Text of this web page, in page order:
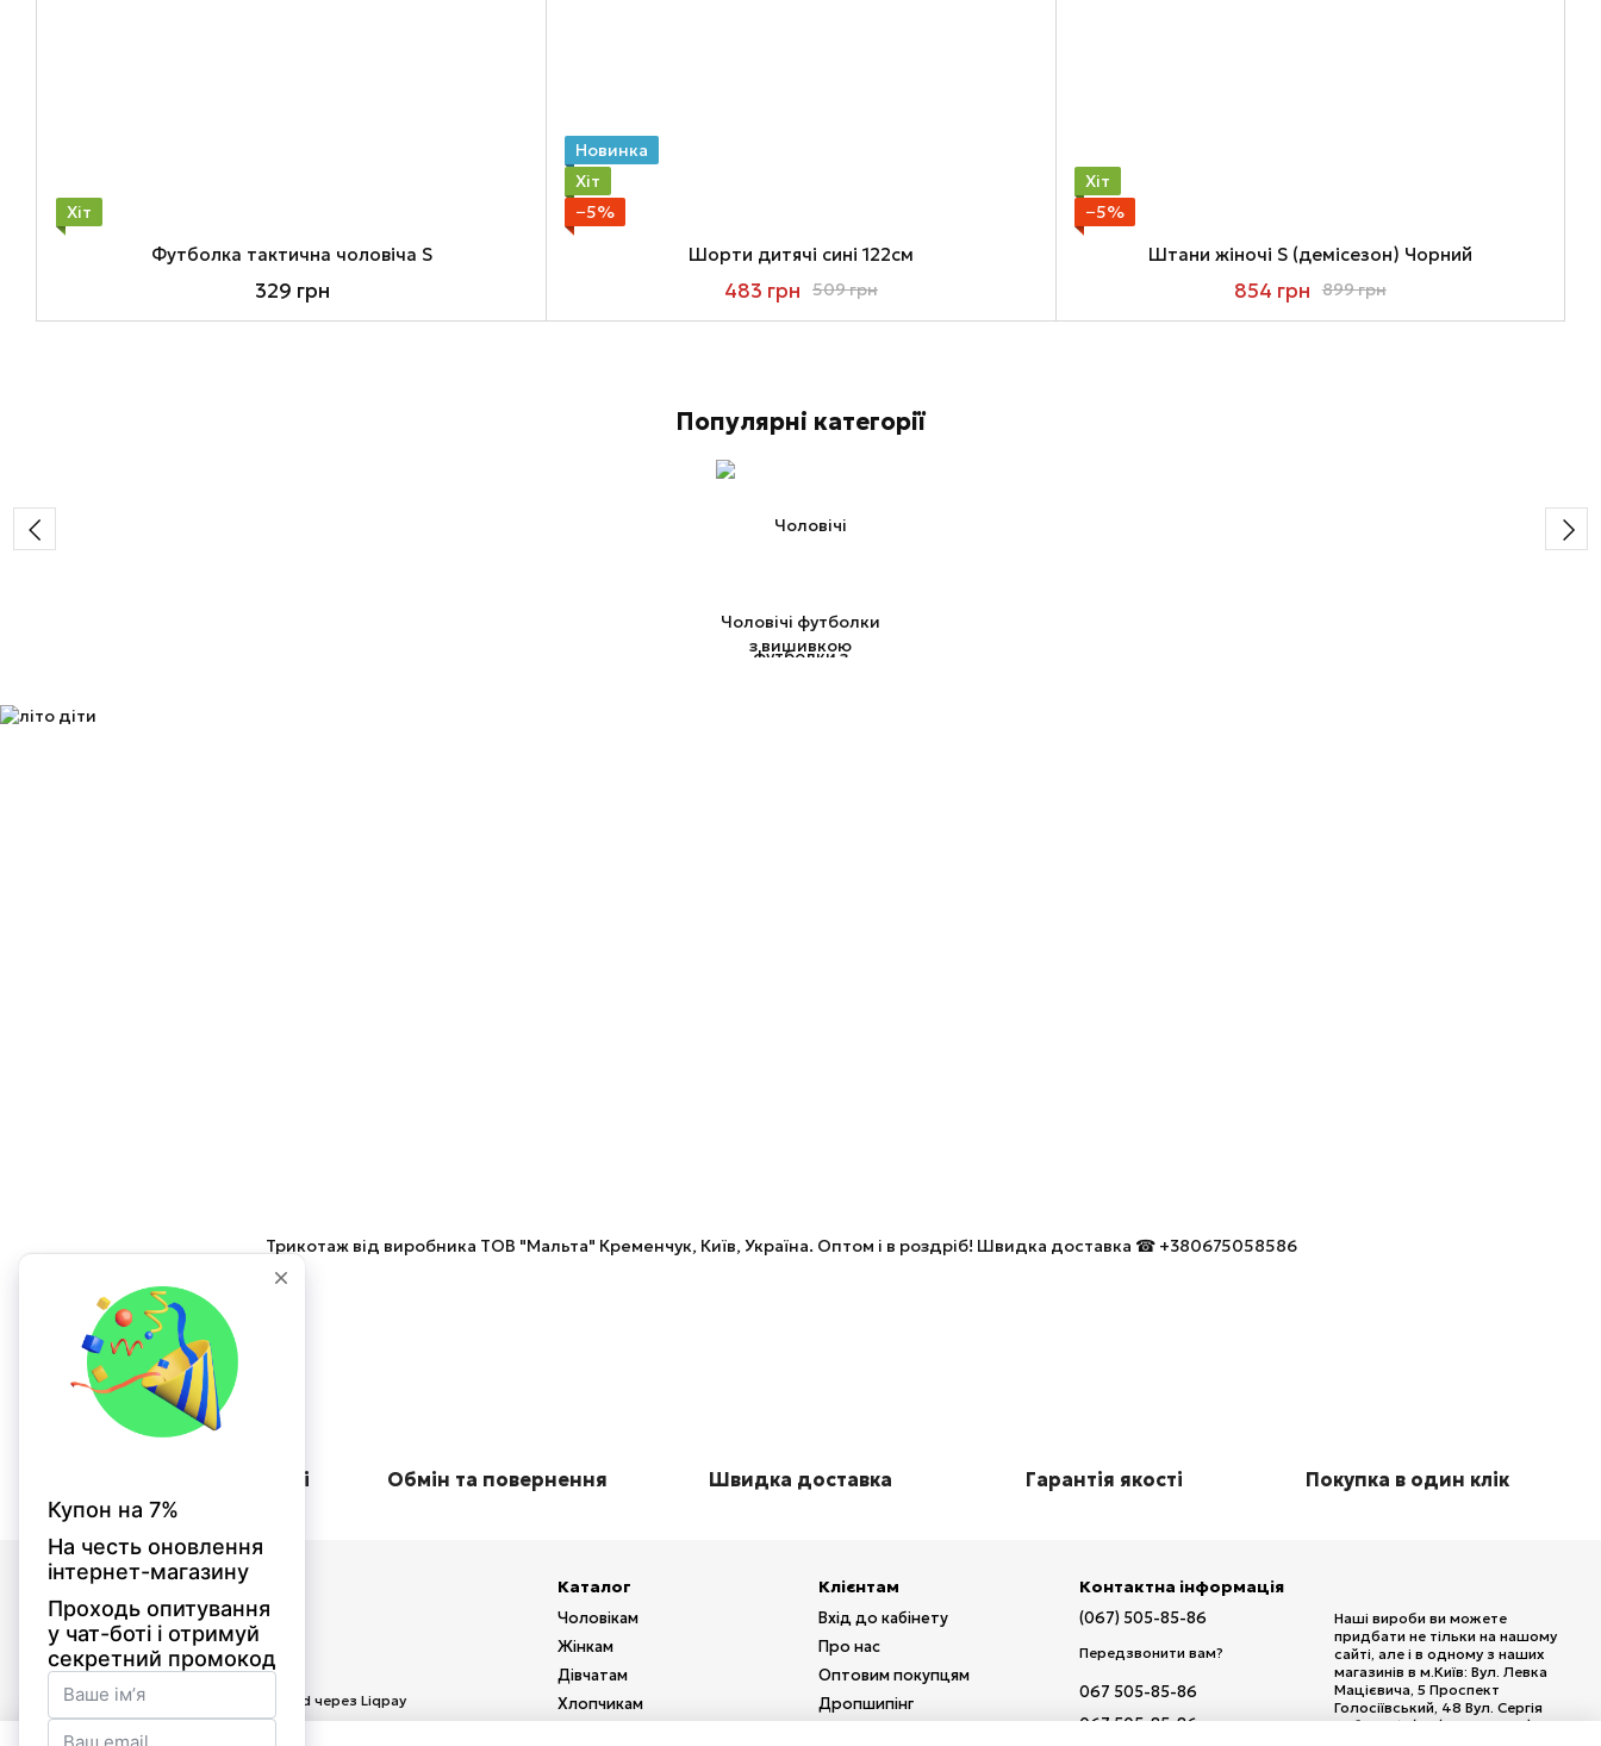
Хіт
Футболка тактична чоловіча S
329 грн
Новинка
Хіт
−5%
Шорти дитячі сині 122см
509 грн
483 грн
Хіт
−5%
Штани жіночі S (демісезон) Чорний
899 грн
854 грн
Популярні категорії
Чоловічі футболки
з вишивкою
Трикотаж від виробника ТОВ "Мальта" Кременчук, Київ, Україна. Оптом і в роздріб! Швидка доставка ☎ +380675058586
Оплата при отриманні Обмін та повернення Швидка доставка Гарантія якості Покупка в один клік
© 2026
Приймаємо до оплати
Каталог
Чоловікам
Жінкам
Дівчатам
Хлопчикам
Клієнтам
Вхід до кабінету
Про нас
Оптовим покупцям
Дропшипінг
Контактна інформація
(067) 505-85-86
Передзвонити вам?
067 505-85-86
067 505-85-86
Наші вироби ви можете
придбати не тільки на нашому
сайті, але і в одному з наших
магазинів в м.Київ: Вул. Левка
Мацієвича, 5 Проспект
Голосіївський, 48 Вул. Сергія
Набоки, 15/20 (м. Дарниця) Вул.